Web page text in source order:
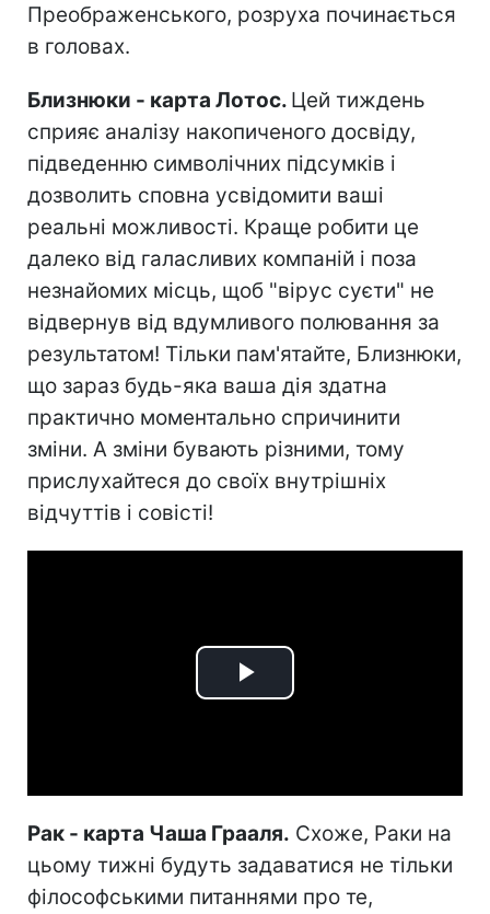
Преображенського, розруха починається
в головах.
Близнюки - карта Лотос. Цей тиждень
сприяє аналізу накопиченого досвіду,
підведенню символічних підсумків і
дозволить сповна усвідомити ваші
реальні можливості. Краще робити це
далеко від галасливих компаній і поза
незнайомих місць, щоб "вірус суєти" не
відвернув від вдумливого полювання за
результатом! Тільки пам'ятайте, Близнюки,
що зараз будь-яка ваша дія здатна
практично моментально спричинити
зміни. А зміни бувають різними, тому
прислухайтеся до своїх внутрішніх
відчуттів і совісті!
Play
Рак - карта Чаша Грааля. Схоже, Раки на
цьому тижні будуть задаватися не тільки
філософськими питаннями про те,